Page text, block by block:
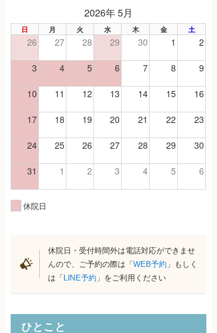
2026年 5月
日 月 火 水 木 金 土
26 27 28 29 30 1 2
3 4 5 6 7 8 9
10 11 12 13 14 15 16
17 18 19 20 21 22 23
24 25 26 27 28 29 30
31 1 2 3 4 5 6
休院日
休院日・受付時間外は電話対応ができませ
んので、ご予約の際は「WEB予約 」もしく
は「LINE予約 」をご利用ください
ひとこと